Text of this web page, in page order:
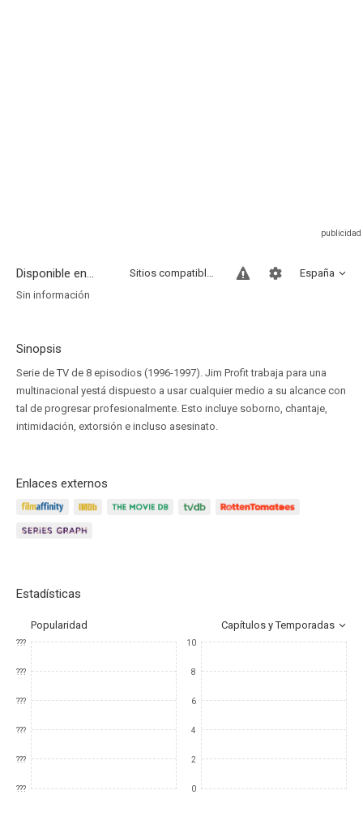
Disponible en... España
Sitios compatibles
Sin información
Sinopsis
Serie de TV de 8 episodios (1996-1997). Jim Profit trabaja para una
multinacional yestá dispuesto a usar cualquier medio a su alcance con
tal de progresar profesionalmente. Esto incluye soborno, chantaje,
intimidación, extorsión e incluso asesinato.
Enlaces externos
Estadísticas
Popularidad Capítulos y Temporadas
???
???
???
???
???
???
10
8
6
4
2
0